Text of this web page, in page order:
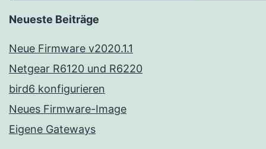
Neueste Beiträge
Neue Firmware v2020.1.1
Netgear R6120 und R6220
bird6 konfigurieren
Neues Firmware-Image
Eigene Gateways